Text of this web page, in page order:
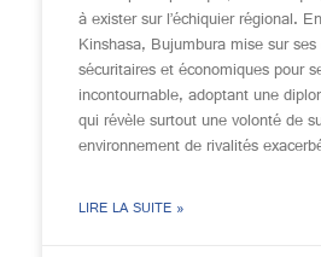
à exister sur l’échiquier régional.
Kinshasa, Bujumbura mise sur
sécuritaires et économiques pour
incontournable, adoptant une
qui révèle surtout une volonté de
environnement de rivalités
LIRE LA SUITE »